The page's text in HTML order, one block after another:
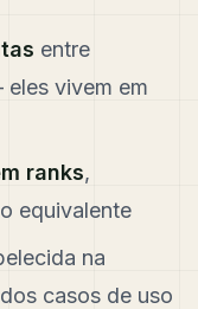
entre
vivem em
ranks,
equivalente
na
casos de uso